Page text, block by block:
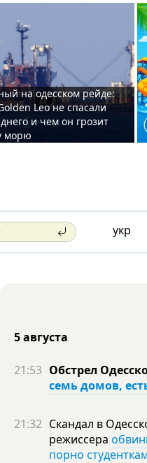
на одесском рейде:
Leo не спасали
и чем он грозит
морю
укр
5 августа
21:53 Обстрел
семь домов,
21:32 Скандал в
режиссера
порно